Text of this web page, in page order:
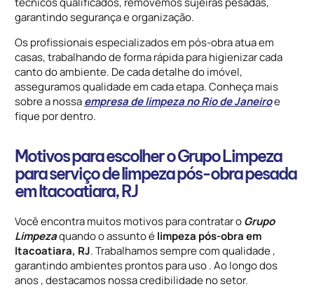
garantindo segurança e organização.
Os profissionais especializados em pós-obra atua em
casas, trabalhando de forma rápida para higienizar cada
canto do ambiente. De cada detalhe do imóvel,
asseguramos qualidade em cada etapa. Conheça mais
sobre a nossaempresa de limpeza no Rio de Janeiroe
fique por dentro.
Motivos para escolher o Grupo Limpeza
para serviço de limpeza pós-obra pesada
em Itacoatiara, RJ
Você encontra muitos motivos para contratar oGrupo
Limpezaquando o assunto élimpeza pós-obra em
Itacoatiara, RJ. Trabalhamos sempre com qualidade ,
garantindo ambientes prontos para uso . Ao longo dos
anos , destacamos nossa credibilidade no setor.